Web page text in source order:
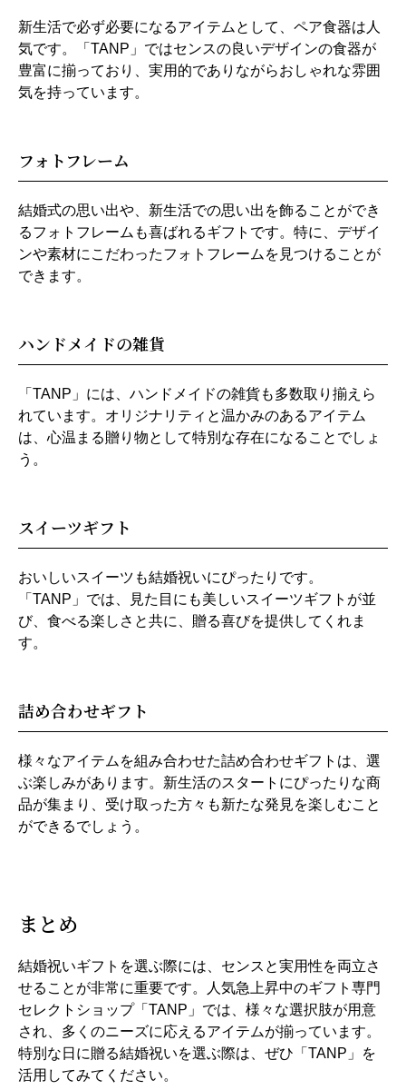
新生活で必ず必要になるアイテムとして、ペア食器は人
気です。「TANP」ではセンスの良いデザインの食器が
豊富に揃っており、実用的でありながらおしゃれな雰囲
気を持っています。
フォトフレーム
結婚式の思い出や、新生活での思い出を飾ることができ
るフォトフレームも喜ばれるギフトです。特に、デザイ
ンや素材にこだわったフォトフレームを見つけることが
できます。
ハンドメイドの雑貨
「TANP」には、ハンドメイドの雑貨も多数取り揃えら
れています。オリジナリティと温かみのあるアイテム
は、心温まる贈り物として特別な存在になることでしょ
う。
スイーツギフト
おいしいスイーツも結婚祝いにぴったりです。
「TANP」では、見た目にも美しいスイーツギフトが並
び、食べる楽しさと共に、贈る喜びを提供してくれま
す。
詰め合わせギフト
様々なアイテムを組み合わせた詰め合わせギフトは、選
ぶ楽しみがあります。新生活のスタートにぴったりな商
品が集まり、受け取った方々も新たな発見を楽しむこと
ができるでしょう。
まとめ
結婚祝いギフトを選ぶ際には、センスと実用性を両立さ
せることが非常に重要です。人気急上昇中のギフト専門
セレクトショップ「TANP」では、様々な選択肢が用意
され、多くのニーズに応えるアイテムが揃っています。
特別な日に贈る結婚祝いを選ぶ際は、ぜひ「TANP」を
活用してみてください。